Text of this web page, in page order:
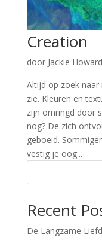
Creation
door Jackie Howard
Altijd op zoek
zie. Kleuren en
zijn omringd door
nog? De zich
geboeid.
vestig je oog...
Recent
De Langzame